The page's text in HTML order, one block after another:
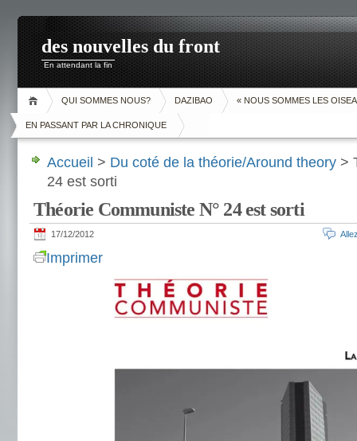
des nouvelles du front
En attendant la fin
QUI SOMMES NOUS? DAZIBAO « NOUS SOMMES LES
EN PASSANT PAR LA CHRONIQUE
Accueil > Du coté de la théorie/Around theory >
24 est sorti
Théorie Communiste N° 24 est sorti
17/12/2012
Imprimer